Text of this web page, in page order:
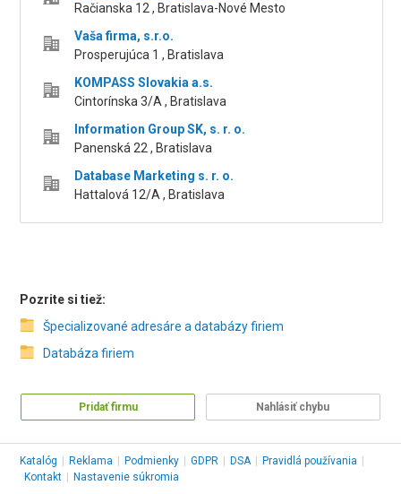
Račianska 12 , Bratislava-Nové Mesto
Vaša firma, s.r.o.
Prosperujúca 1 , Bratislava
KOMPASS Slovakia a.s.
Cintorínska 3/A , Bratislava
Information Group SK, s. r. o.
Panenská 22 , Bratislava
Database Marketing s. r. o.
Hattalová 12/A , Bratislava
Pozrite si tiež:
Špecializované adresáre a databázy firiem
Databáza firiem
Pridať firmu Nahlásiť chybu
Katalóg Reklama Podmienky GDPR DSA Pravidlá používania
Kontakt
Nastavenie súkromia